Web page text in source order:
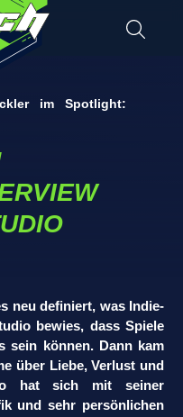
im Spotlight:
neu definiert, was Indie-
bewies, dass Spiele
sein können. Dann kam
über Liebe, Verlust und
hat sich mit seiner
und sehr persönlichen